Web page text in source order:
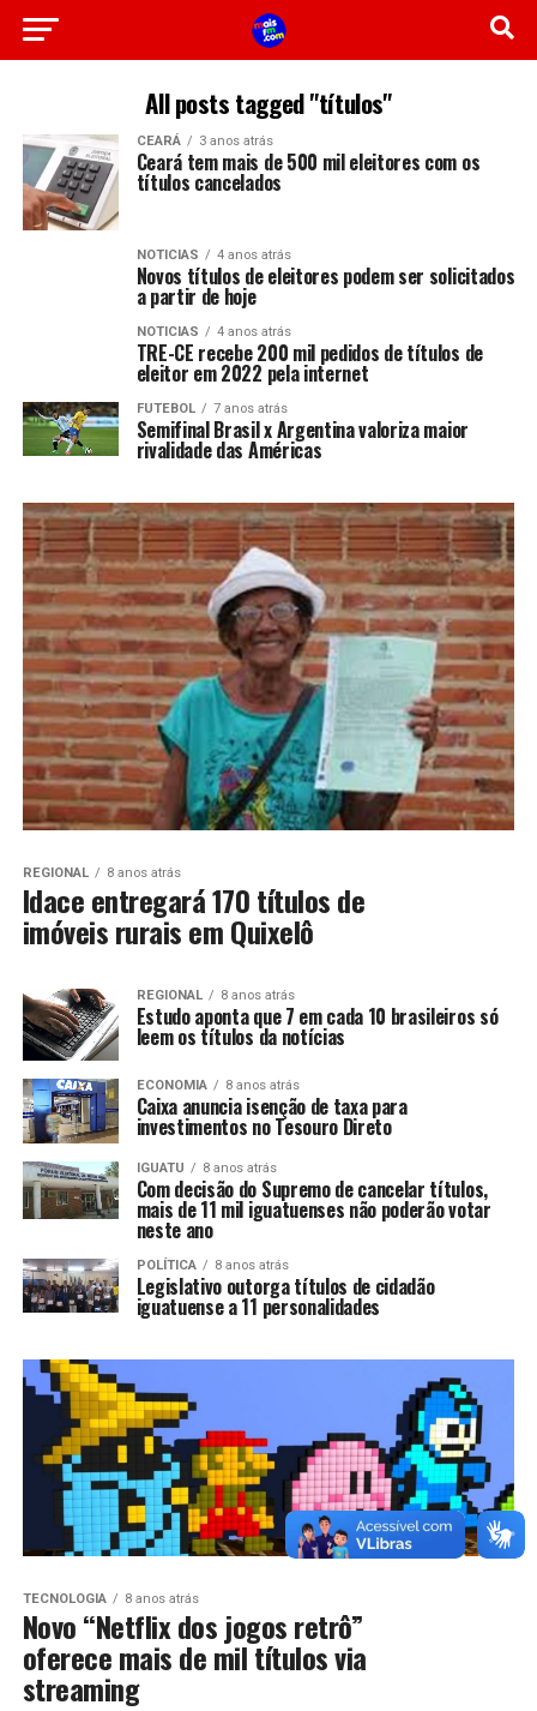
All posts tagged "títulos"
CEARÁ 3 anos atrás
Ceará tem mais de 500 mil eleitores com os
títulos cancelados
NOTICIAS 4 anos atrás
Novos títulos de eleitores podem ser solicitados
a partir de hoje
NOTICIAS 4 anos atrás
TRE-CE recebe 200 mil pedidos de títulos de
eleitor em 2022 pela internet
FUTEBOL 7 anos atrás
Semifinal Brasil x Argentina valoriza maior
rivalidade das Américas
REGIONAL 8 anos atrás
Idace entregará 170 títulos de
imóveis rurais em Quixelô
REGIONAL 8 anos atrás
Estudo aponta que 7 em cada 10 brasileiros só
leem os títulos da notícias
ECONOMIA 8 anos atrás
Caixa anuncia isenção de taxa para
investimentos no Tesouro Direto
IGUATU 8 anos atrás
Com decisão do Supremo de cancelar títulos,
mais de 11 mil iguatuenses não poderão votar
neste ano
POLÍTICA 8 anos atrás
Legislativo outorga títulos de cidadão
iguatuense a 11 personalidades
TECNOLOGIA 8 anos atrás
Novo “Netflix dos jogos retrô”
oferece mais de mil títulos via
streaming